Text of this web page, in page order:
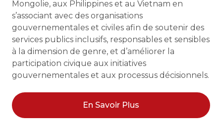
Mongolie, aux Philippines et au Vietnam en
s’associant avec des organisations
gouvernementales et civiles afin de soutenir des
services publics inclusifs, responsables et sensibles
à la dimension de genre, et d’améliorer la
participation civique aux initiatives
gouvernementales et aux processus décisionnels.
En Savoir Plus